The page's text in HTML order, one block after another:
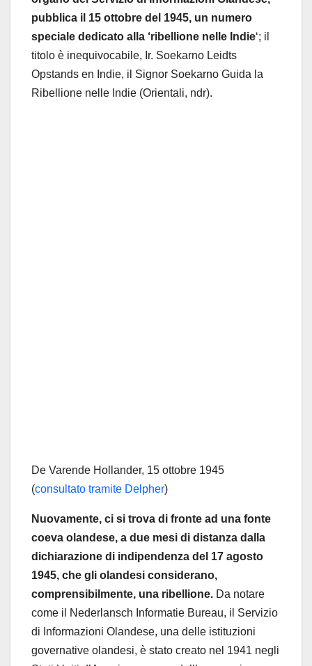
pubblica il 15 ottobre del 1945, un numero
speciale dedicato alla ‘ribellione nelle Indie‘; il
titolo è inequivocabile, Ir. Soekarno Leidts
Opstands en Indie, il Signor Soekarno Guida la
Ribellione nelle Indie (Orientali, ndr).
De Varende Hollander, 15 ottobre 1945
(consultato tramite Delpher)
Nuovamente, ci si trova di fronte ad una fonte
coeva olandese, a due mesi di distanza dalla
dichiarazione di indipendenza del 17 agosto
1945, che gli olandesi considerano,
comprensibilmente, una ribellione. Da notare
come il Nederlansch Informatie Bureau, il Servizio
di Informazioni Olandese, una delle istituzioni
governative olandesi, è stato creato nel 1941 negli